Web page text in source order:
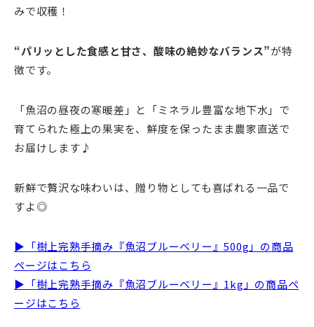
みで収穫！
“パリッとした食感と甘さ、酸味の絶妙なバランス”が特
徴です。
「魚沼の昼夜の寒暖差」と「ミネラル豊富な地下水」で
育てられた極上の果実を、鮮度を保ったまま農家直送で
お届けします♪
新鮮で贅沢な味わいは、贈り物としても喜ばれる一品で
すよ◎
▶「樹上完熟手摘み『魚沼ブルーベリー』500g」の商品
ページはこちら
▶「樹上完熟手摘み『魚沼ブルーベリー』1kg」の商品ペ
ージはこちら